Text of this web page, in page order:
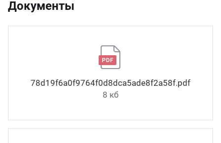
Документы
78d19f6a0f9764f0d8dca5ade8f2a58f.pdf
8 кб